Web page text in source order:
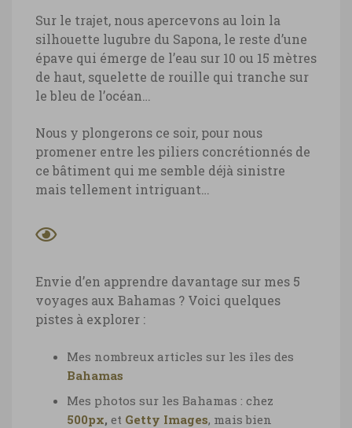
Sur le trajet, nous apercevons au loin la
silhouette lugubre du Sapona, le reste d’une
épave qui émerge de l’eau sur 10 ou 15 mètres
de haut, squelette de rouille qui tranche sur
le bleu de l’océan…
Nous y plongerons ce soir, pour nous
promener entre les piliers concrétionnés de
ce bâtiment qui me semble déjà sinistre
mais tellement intriguant…
Envie d’en apprendre davantage sur mes 5
voyages aux Bahamas ? Voici quelques
pistes à explorer :
Mes nombreux articles sur les îles des
Bahamas
Mes photos sur les Bahamas : chez
500px, et Getty Images, mais bien